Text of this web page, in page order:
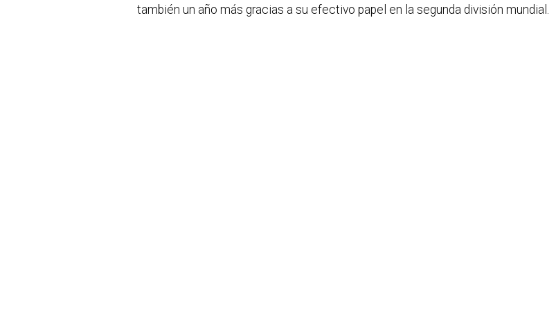
también un año más gracias a su efectivo papel en la segunda división mundial.